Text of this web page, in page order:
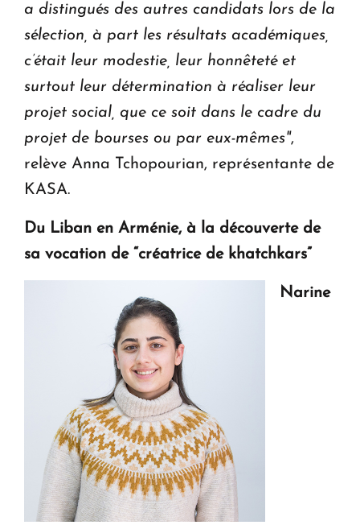
a distingués des autres candidats lors de la
sélection, à part les résultats académiques,
c’était leur modestie, leur honnêteté et
surtout leur détermination à réaliser leur
projet social, que ce soit dans le cadre du
projet de bourses ou par eux-mêmes",
relève Anna Tchopourian, représentante de
KASA.
Du Liban en Arménie, à la découverte de
sa vocation de “créatrice de khatchkars”
Narine